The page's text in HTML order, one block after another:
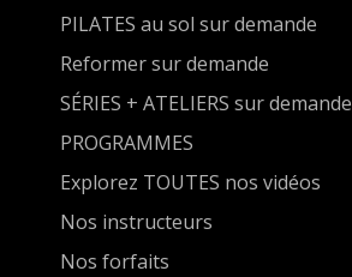
PILATES au sol sur demande
Reformer sur demande
SÉRIES + ATELIERS sur demande
PROGRAMMES
Explorez TOUTES nos vidéos
Nos instructeurs
Nos forfaits